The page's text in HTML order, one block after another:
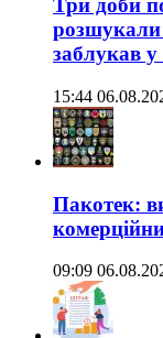
Три доби
розшукали
заблукав у
15:44
Пакотек:
09:09